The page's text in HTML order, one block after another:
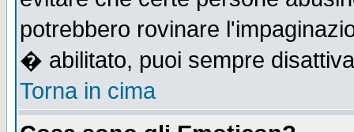
potrebbero rovinare
� abilitato, puoi sempre
Torna in cima